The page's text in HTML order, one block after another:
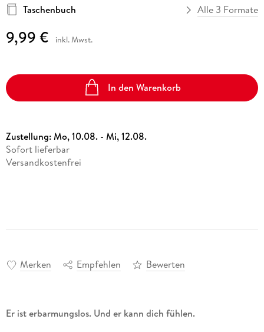
Taschenbuch
Alle 3 Formate
9,99 € inkl. Mwst.
In den Warenkorb
Zustellung:Mo, 10.08. - Mi, 12.08.
Sofort lieferbar
Versandkostenfrei
Merken Empfehlen Bewerten
Er ist erbarmungslos. Und er kann dich fühlen.